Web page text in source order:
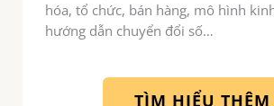
hóa, tổ chức, bán hàng, mô hình
hướng dẫn chuyển đổi số…
TÌM HIỂU THÊM